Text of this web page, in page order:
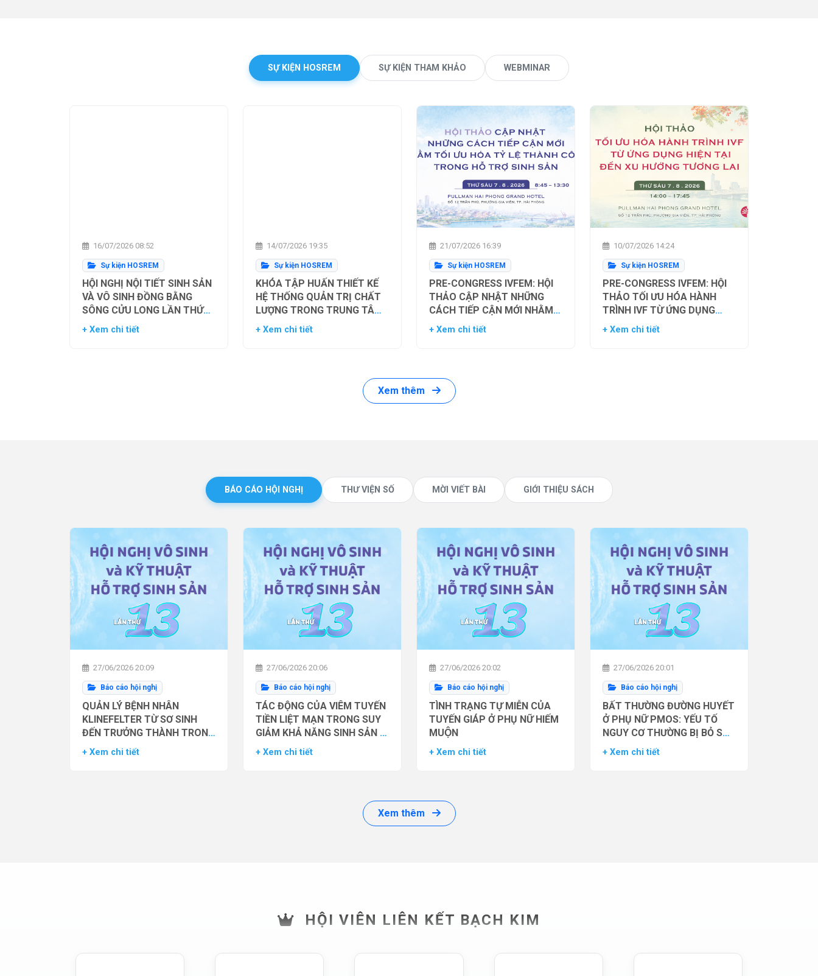
SỰ KIỆN HOSREM SỰ KIỆN THAM KHẢO WEBMINAR
16/07/2026 08:52
Sự kiện HOSREM
HỘI NGHỊ NỘI TIẾT SINH SẢN
VÀ VÔ SINH ĐỒNG BẰNG
SÔNG CỬU LONG LẦN THỨ
NHẤT
+ Xem chi tiết
14/07/2026 19:35
Sự kiện HOSREM
KHÓA TẬP HUẤN THIẾT KẾ
HỆ THỐNG QUẢN TRỊ CHẤT
LƯỢNG TRONG TRUNG TÂM
THỤ TINH TRONG ỐNG
+ Xem chi tiết
21/07/2026 16:39
Sự kiện HOSREM
PRE-CONGRESS IVFEM: HỘI
THẢO CẬP NHẬT NHỮNG
CÁCH TIẾP CẬN MỚI NHẰM
TỐI ƯU HÓA TỶ LỆ THÀNH
+ Xem chi tiết
10/07/2026 14:24
Sự kiện HOSREM
PRE-CONGRESS IVFEM: HỘI
THẢO TỐI ƯU HÓA HÀNH
TRÌNH IVF TỪ ỨNG DỤNG
HIỆN TẠI ĐẾN XU HƯỚNG
+ Xem chi tiết
Xem thêm
BÁO CÁO HỘI NGHỊ THƯ VIỆN SỐ MỜI VIẾT BÀI GIỚI THIỆU SÁCH
27/06/2026 20:09
Báo cáo hội nghị
QUẢN LÝ BỆNH NHÂN
KLINEFELTER TỪ SƠ SINH
ĐẾN TRƯỞNG THÀNH TRONG
THỰC HÀNH HỖ TRỢ SINH
+ Xem chi tiết
27/06/2026 20:06
Báo cáo hội nghị
TÁC ĐỘNG CỦA VIÊM TUYẾN
TIỀN LIỆT MẠN TRONG SUY
GIẢM KHẢ NĂNG SINH SẢN Ở
NAM GIỚI
+ Xem chi tiết
27/06/2026 20:02
Báo cáo hội nghị
TÌNH TRẠNG TỰ MIỄN CỦA
TUYẾN GIÁP Ở PHỤ NỮ HIẾM
MUỘN
+ Xem chi tiết
27/06/2026 20:01
Báo cáo hội nghị
BẤT THƯỜNG ĐƯỜNG HUYẾT
Ở PHỤ NỮ PMOS: YẾU TỐ
NGUY CƠ THƯỜNG BỊ BỎ SÓT
– DỮ LIỆU TỪ NGHIÊN CỨU
+ Xem chi tiết
Xem thêm
HỘI VIÊN LIÊN KẾT BẠCH KIM